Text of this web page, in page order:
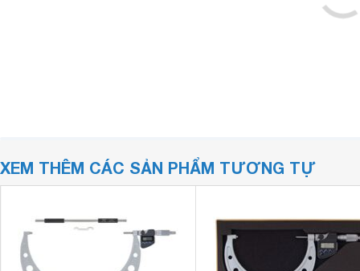
XEM THÊM CÁC SẢN PHẨM TƯƠNG TỰ